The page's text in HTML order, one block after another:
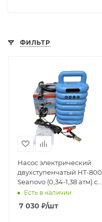
ФИЛЬТР
Насос электрический
двухступенчатый HT-800
Seanovo (0,34-1,38 атм) с
кулером
Есть в наличии
7 030 ₽/шт